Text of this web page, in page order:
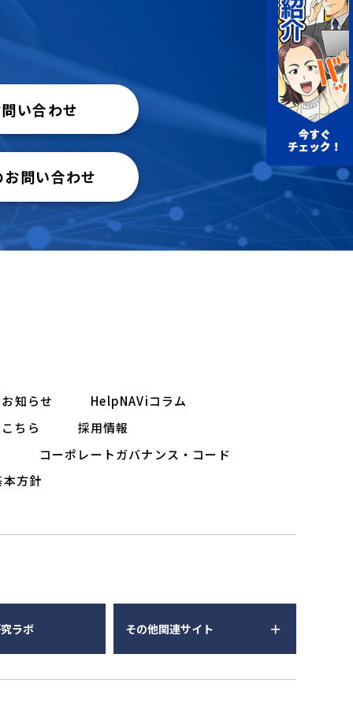
い合わせ
お問い合わせ
お知らせ
HelpNAViコラム
ちら
採用情報
コーポレートガバナンス・コード
方針
ラボ その他関連サイト